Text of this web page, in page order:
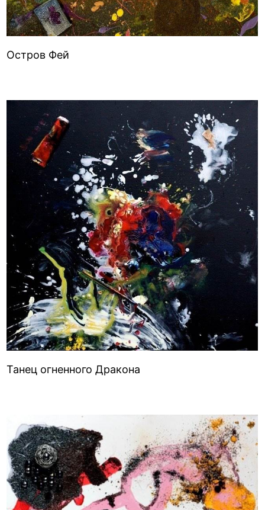
Остров Фей
Танец огненного Дракона